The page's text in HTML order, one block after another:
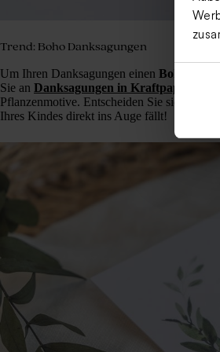
Trend: Boho Danksagungen
Um Ihren Danksagungen einen Bohemian
Sie an Danksagungen in Kraftpapier
Pflanzenmotive. Entscheiden Sie sich z. B.
Ihres Kindes direkt ins Auge fällt!